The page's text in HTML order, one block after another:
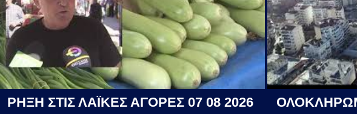
ΡΗΞΗ ΣΤΙΣ ΛΑΪΚΕΣ ΑΓΟΡΕΣ 07 08 2026